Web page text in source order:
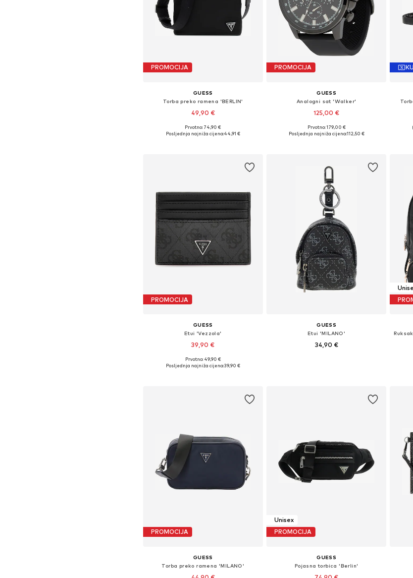
PROMOCIJA
GUESS
Torba preko ramena 'BERLIN'
49,90 €
Dostupne veličine: One Size
Prvotno: 74,90 €
Posljednja najniža cijena:44,91 €
PROMOCIJA
GUESS
Analogni sat 'Walker'
125,00 €
Dostupne veličine: One Size
Prvotno: 179,00 €
Posljednja najniža cijena:112,50 €
PROMOCIJA
GUESS
Etui 'Vezzola'
39,90 €
Dostupne veličine: One Size
Prvotno: 49,90 €
Posljednja najniža cijena:39,90 €
GUESS
Etui 'MILANO'
34,90 €
PROMOCIJA
GUESS
Torba preko ramena 'MILANO'
Unisex
PROMOCIJA
GUESS
Pojasna torbica 'Berlin'